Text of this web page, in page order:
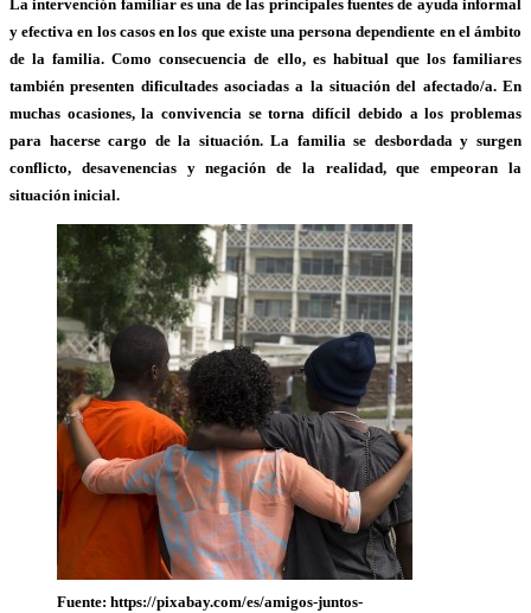
La intervención familiar es una de las principales fuentes de ayuda informal
y efectiva en los casos en los que existe una persona dependiente en el ámbito
de la familia. Como consecuencia de ello, es habitual que los familiares
también presenten dificultades asociadas a la situación del afectado/a. En
muchas ocasiones, la convivencia se torna difícil debido a los problemas
para hacerse cargo de la situación. La familia se desbordada y surgen
conflicto, desavenencias y negación de la realidad, que empeoran la
situación inicial.
Fuente: https://pixabay.com/es/amigos-juntos-